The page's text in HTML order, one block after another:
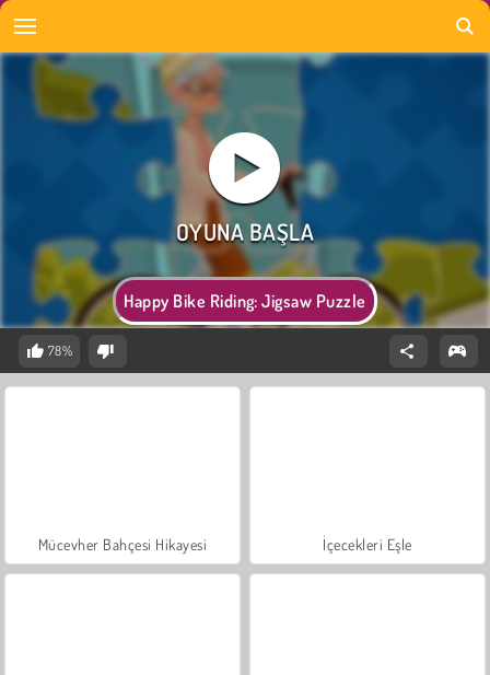
Happy Bike Riding: Jigsaw Puzzle
78%
Mücevher Bahçesi Hikayesi İçecekleri Eşle